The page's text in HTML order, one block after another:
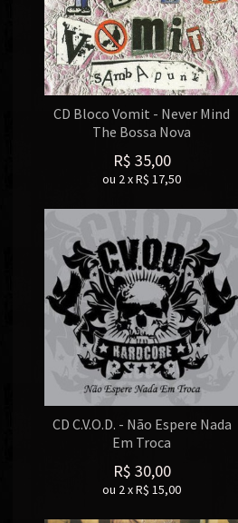
CD Bloco Vomit - Never Mind
The Bossa Nova
R$ 35,00
ou 2xR$ 17,50
CD C.V.O.D. - Não Espere Nada
Em Troca
R$ 30,00
ou 2xR$ 15,00